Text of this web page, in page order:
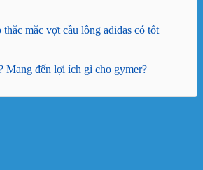
mắc vợt cầu lông adidas có tốt
Mang đến lợi ích gì cho gymer?